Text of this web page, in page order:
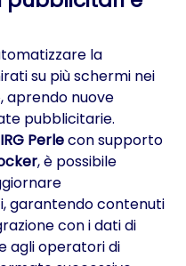
la
su più schermi nei
aprendo nuove
pubblicitarie.
Perlecon supporto
, è possibile
garantendo contenuti
con i dati di
agli operatori di